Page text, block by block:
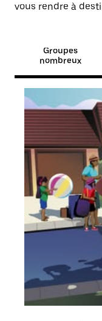
vous rendre à
Groupes
nombreux